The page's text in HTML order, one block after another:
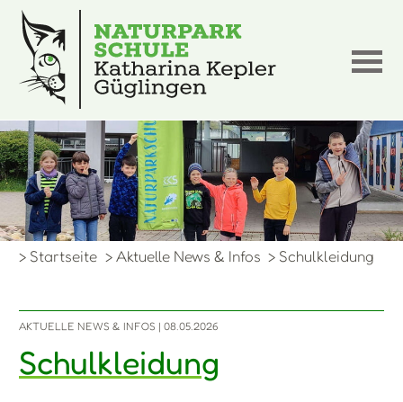
> Startseite > Aktuelle News & Infos > Schulkleidung
AKTUELLE NEWS & INFOS | 08.05.2026
Schulkleidung